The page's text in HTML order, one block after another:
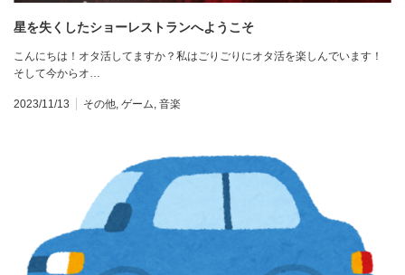
星を失くしたショーレストランへようこそ
こんにちは！オタ活してますか？私はごりごりにオタ活を楽しんでいます！
そして今からオ…
2023/11/13 その他, ゲーム, 音楽